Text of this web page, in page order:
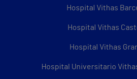
Hospital Vithas
Hospital Vithas
Hospital Vithas
Hospital Universitario